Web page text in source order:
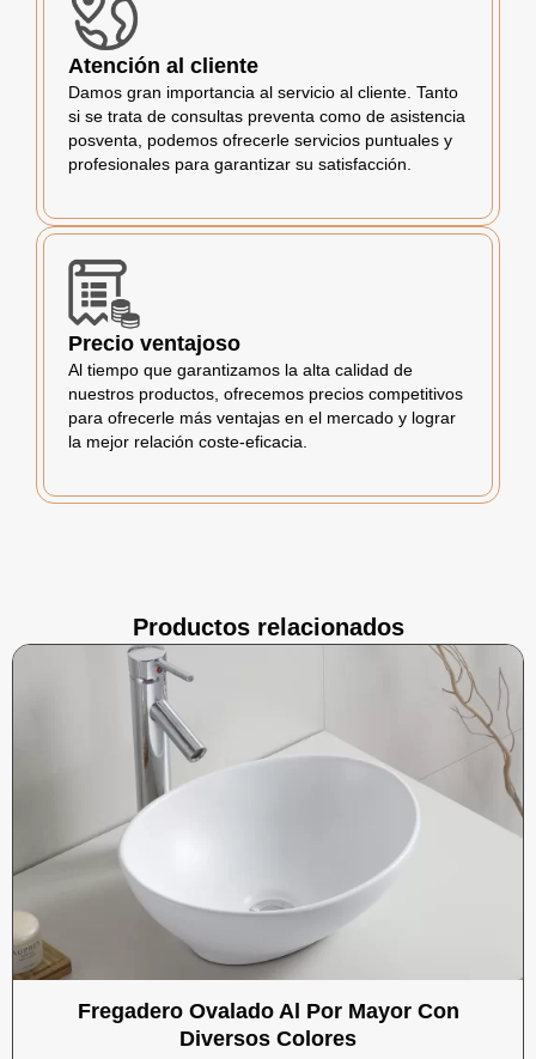
Atención al cliente
Damos gran importancia al servicio al cliente. Tanto
si se trata de consultas preventa como de asistencia
posventa, podemos ofrecerle servicios puntuales y
profesionales para garantizar su satisfacción.
Precio ventajoso
Al tiempo que garantizamos la alta calidad de
nuestros productos, ofrecemos precios competitivos
para ofrecerle más ventajas en el mercado y lograr
la mejor relación coste-eficacia.
Productos relacionados
Fregadero Ovalado Al Por Mayor Con
Diversos Colores